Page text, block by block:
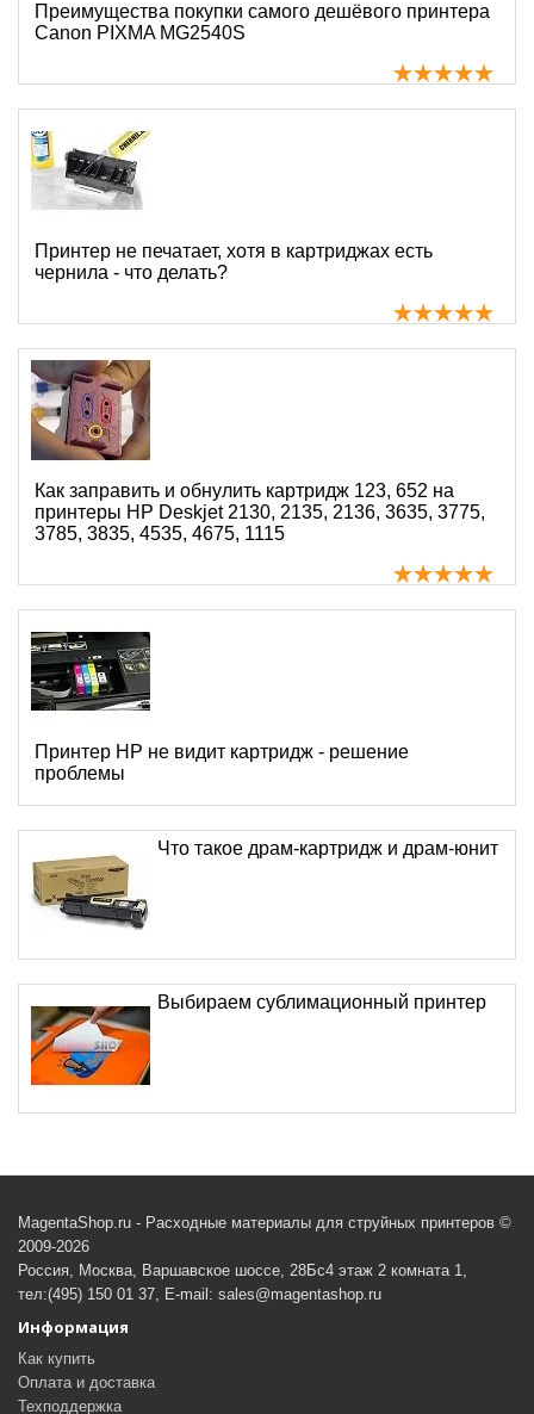
Преимущества покупки самого дешёвого принтера
Canon PIXMA MG2540S
Принтер не печатает, хотя в картриджах есть
чернила - что делать?
Как заправить и обнулить картридж 123, 652 на
принтеры HP Deskjet 2130, 2135, 2136, 3635, 3775,
3785, 3835, 4535, 4675, 1115
Принтер HP не видит картридж - решение
проблемы
Что такое драм-картридж и драм-юнит
Выбираем сублимационный принтер
MagentaShop.ru - Расходные материалы для струйных принтеров ©
2009-2026
Россия, Москва, Варшавское шоссе, 28Бс4 этаж 2 комната 1,
тел:(495) 150 01 37, E-mail: sales@magentashop.ru
Информация
Как купить
Оплата и доставка
Техподдержка